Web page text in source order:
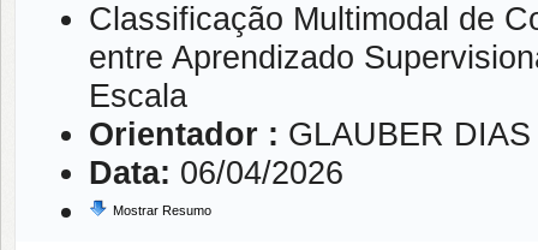
Classificação Multimodal de
entre Aprendizado
Escala
Orientador : GLAUBER
Data: 06/04/2026
Mostrar Resumo